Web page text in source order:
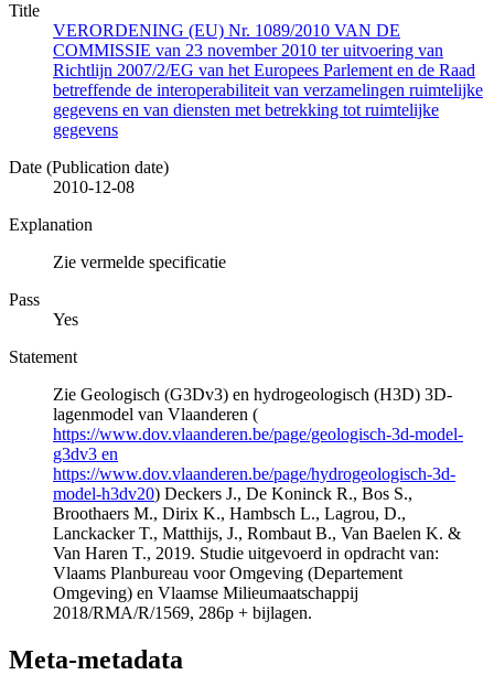
Title
VERORDENING (EU) Nr. 1089/2010 VAN DE
COMMISSIE van 23 november 2010 ter uitvoering van
Richtlijn 2007/2/EG van het Europees Parlement en de Raad
betreffende de interoperabiliteit van verzamelingen ruimtelijke
gegevens en van diensten met betrekking tot ruimtelijke
gegevens
Date (Publication date)
2010-12-08
Explanation
Zie vermelde specificatie
Pass
Yes
Statement
Zie Geologisch (G3Dv3) en hydrogeologisch (H3D) 3D-
lagenmodel van Vlaanderen (
https://www.dov.vlaanderen.be/page/geologisch-3d-model-
g3dv3 en
https://www.dov.vlaanderen.be/page/hydrogeologisch-3d-
model-h3dv20) Deckers J., De Koninck R., Bos S.,
Broothaers M., Dirix K., Hambsch L., Lagrou, D.,
Lanckacker T., Matthijs, J., Rombaut B., Van Baelen K. &
Van Haren T., 2019. Studie uitgevoerd in opdracht van:
Vlaams Planbureau voor Omgeving (Departement
Omgeving) en Vlaamse Milieumaatschappij
2018/RMA/R/1569, 286p + bijlagen.
Meta-metadata